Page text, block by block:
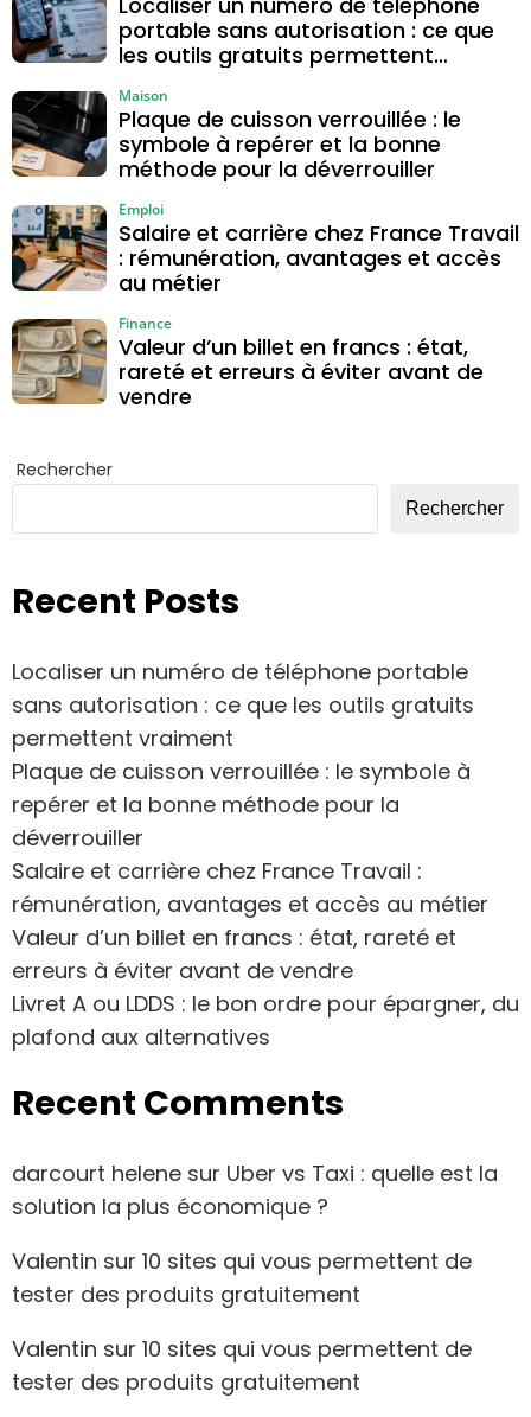
portable sans autorisation : ce que
les outils gratuits permettent
Plaque de cuisson verrouillée : le
symbole à repérer et la bonne
méthode pour la déverrouiller
Maison
Salaire et carrière chez France Travail
: rémunération, avantages et accès
au métier
Emploi
Valeur d’un billet en francs : état,
rareté et erreurs à éviter avant de
vendre
Finance
Rechercher
Rechercher
Recent Posts
Localiser un numéro de téléphone portable
sans autorisation : ce que les outils gratuits
permettent vraiment
Plaque de cuisson verrouillée : le symbole à
repérer et la bonne méthode pour la
déverrouiller
Salaire et carrière chez France Travail :
rémunération, avantages et accès au métier
Valeur d’un billet en francs : état, rareté et
erreurs à éviter avant de vendre
Livret A ou LDDS : le bon ordre pour épargner, du
plafond aux alternatives
Recent Comments
darcourt helene sur Uber vs Taxi : quelle est la
solution la plus économique ?
Valentin sur 10 sites qui vous permettent de
tester des produits gratuitement
Valentin sur 10 sites qui vous permettent de
tester des produits gratuitement